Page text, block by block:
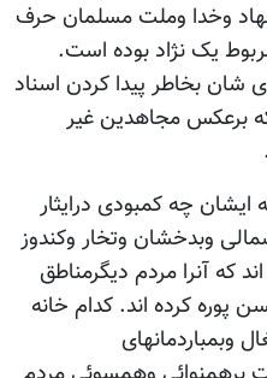
جهاد وخدا وملت مسلمان حرف
یک نژاد بوده است.
بخاطر پیدا کردن اسناد
برعکس مجاهدین غیر
چه کمبودی درایثار
وبدخشان وتخار وکندوز
که آنرا مردم دیگرمناطق
پوره کرده اند. کدام خانه
وبمباردمانهای